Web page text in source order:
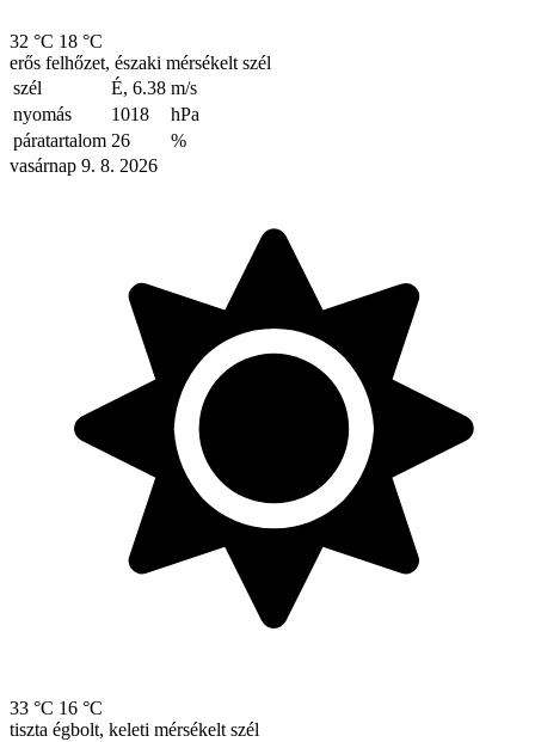
32 °C 18 °C
erős felhőzet, északi mérsékelt szél
szél
É, 6.38 m/s
nyomás
1018
hPa
páratartalom 26
%
vasárnap 9. 8. 2026
33 °C 16 °C
tiszta égbolt, keleti mérsékelt szél